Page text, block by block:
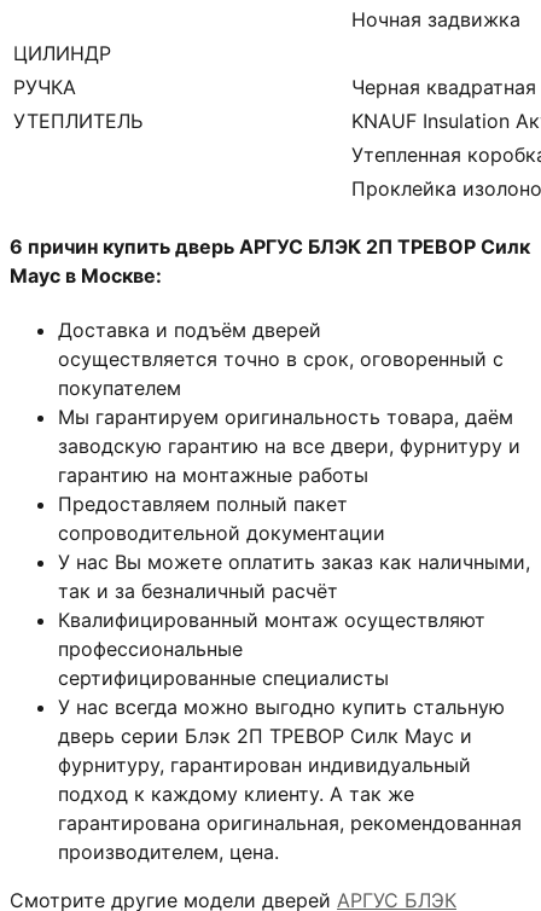
Ночная задвижка
ЦИЛИНДР
РУЧКА
Черная
УТЕПЛИТЕЛЬ
KNAUF Insulation
Утепленная
Проклейка
6 причин купить дверь АРГУС БЛЭК 2П ТРЕВОР Силк
Маус в Москве:
Доставка и подъём дверей
осуществляется точно в срок, оговоренный с
покупателем
Мы гарантируем оригинальность товара, даём
заводскую гарантию на все двери, фурнитуру и
гарантию на монтажные работы
Предоставляем полный пакет
сопроводительной документации
У нас Вы можете оплатить заказ как наличными,
так и за безналичный расчёт
Квалифицированный монтаж осуществляют
профессиональные
сертифицированные специалисты
У нас всегда можно выгодно купить стальную
дверь серии Блэк 2П ТРЕВОР Силк Маус и
фурнитуру, гарантирован индивидуальный
подход к каждому клиенту. А так же
гарантирована оригинальная, рекомендованная
производителем, цена.
Смотрите другие модели дверей АРГУС БЛЭК